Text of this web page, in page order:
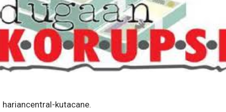
hariancentral-kutacane.